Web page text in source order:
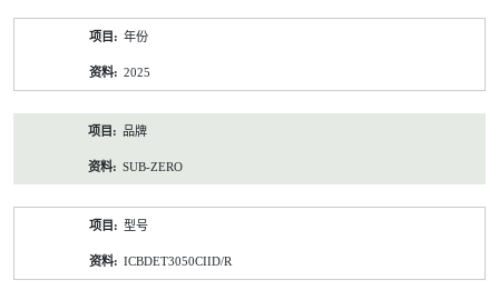
年份
2025
品牌
SUB-ZERO
型号
ICBDET3050CIID/R